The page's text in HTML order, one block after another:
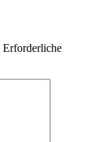
Erforderliche